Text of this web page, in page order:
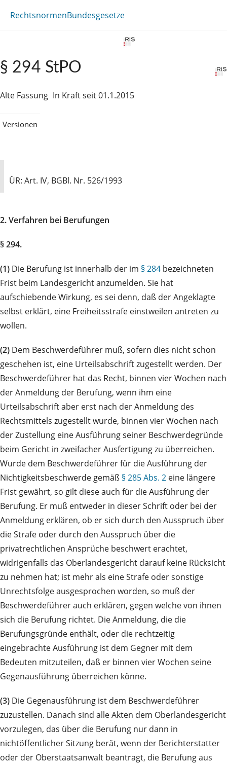
RechtsnormenBundesgesetze
§ 294 StPO
Alte Fassung In Kraft seit 01.1.2015
Versionen
ÜR: Art. IV, BGBl. Nr. 526/1993
2. Verfahren bei Berufungen
§ 294.
(1) Die Berufung ist innerhalb der im § 284 bezeichneten
Frist beim Landesgericht anzumelden. Sie hat
aufschiebende Wirkung, es sei denn, daß der Angeklagte
selbst erklärt, eine Freiheitsstrafe einstweilen antreten zu
wollen.
(2) Dem Beschwerdeführer muß, sofern dies nicht schon
geschehen ist, eine Urteilsabschrift zugestellt werden. Der
Beschwerdeführer hat das Recht, binnen vier Wochen nach
der Anmeldung der Berufung, wenn ihm eine
Urteilsabschrift aber erst nach der Anmeldung des
Rechtsmittels zugestellt wurde, binnen vier Wochen nach
der Zustellung eine Ausführung seiner Beschwerdegründe
beim Gericht in zweifacher Ausfertigung zu überreichen.
Wurde dem Beschwerdeführer für die Ausführung der
Nichtigkeitsbeschwerde gemäß § 285 Abs. 2 eine längere
Frist gewährt, so gilt diese auch für die Ausführung der
Berufung. Er muß entweder in dieser Schrift oder bei der
Anmeldung erklären, ob er sich durch den Ausspruch über
die Strafe oder durch den Ausspruch über die
privatrechtlichen Ansprüche beschwert erachtet,
widrigenfalls das Oberlandesgericht darauf keine Rücksicht
zu nehmen hat; ist mehr als eine Strafe oder sonstige
Unrechtsfolge ausgesprochen worden, so muß der
Beschwerdeführer auch erklären, gegen welche von ihnen
sich die Berufung richtet. Die Anmeldung, die die
Berufungsgründe enthält, oder die rechtzeitig
eingebrachte Ausführung ist dem Gegner mit dem
Bedeuten mitzuteilen, daß er binnen vier Wochen seine
Gegenausführung überreichen könne.
(3) Die Gegenausführung ist dem Beschwerdeführer
zuzustellen. Danach sind alle Akten dem Oberlandesgericht
vorzulegen, das über die Berufung nur dann in
nichtöffentlicher Sitzung berät, wenn der Berichterstatter
oder der Oberstaatsanwalt beantragt, die Berufung aus